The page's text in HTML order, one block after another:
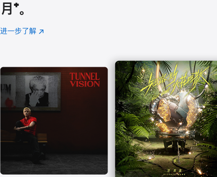
月 脚
注
⁺。
进一步了解 Apple
(在
口
中
打
开)